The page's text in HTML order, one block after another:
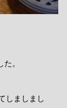
。
しましまし